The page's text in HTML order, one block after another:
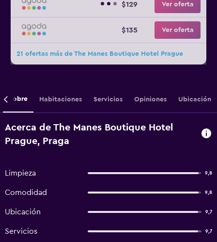
$129 Ver oferta
$135 Ver oferta
21 ofertas más de The Manes Boutique Hotel Prague
Sobre Habitaciones Servicios Opiniones Ubicación
Acerca de The Manes Boutique Hotel
Prague, Praga
Limpieza 9,8
Comodidad 9,8
Ubicación 9,7
Servicios 9,7